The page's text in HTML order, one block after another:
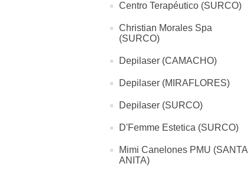
Centro Terapéutico (SURCO)
Christian Morales Spa
(SURCO)
Depilaser (CAMACHO)
Depilaser (MIRAFLORES)
Depilaser (SURCO)
D'Femme Estetica (SURCO)
Mimi Canelones PMU (SANTA
ANITA)